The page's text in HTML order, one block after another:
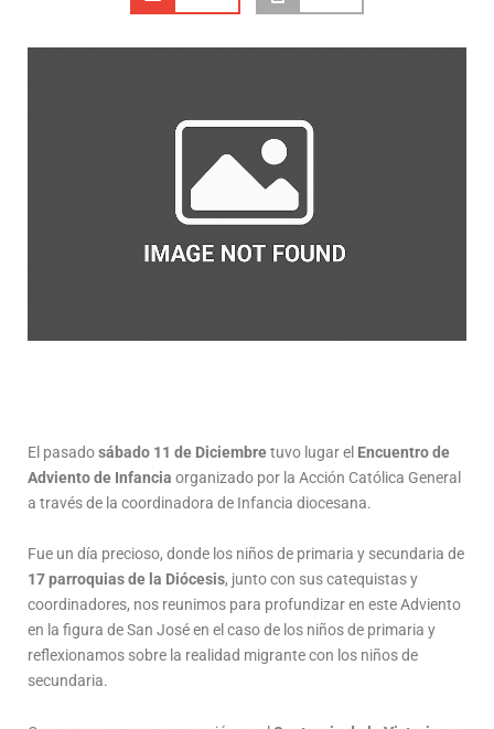
El pasadosábado 11 de Diciembretuvo lugar el Encuentro de
Adviento de Infancia organizado por la Acción Católica General
a través de la coordinadora de Infancia diocesana.
Fue un día precioso, donde los niños de primaria y secundaria de
17 parroquias de la Diócesis, junto con sus catequistas y
coordinadores, nos reunimos para profundizar en este Adviento
en la figura de San José en el caso de los niños de primaria y
reflexionamos sobre la realidad migrante con los niños de
secundaria.